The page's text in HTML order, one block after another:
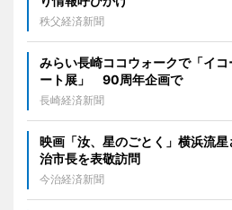
秩父経済新聞
みらい長崎ココウォークで「イ
ート展」 90周年企画で
長崎経済新聞
映画「汝、星のごとく」横浜流
治市長を表敬訪問
今治経済新聞